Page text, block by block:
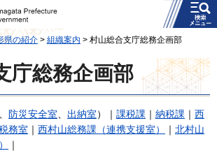
メニュー
県の紹介 > 組織案内 > 村山総合支庁総務企画部
庁総務企画部
、 防災安全室、 出納室）｜ 課税課 ｜ 納税課 ｜ 西
務室 ｜ 西村山総務課（連携支援室） ｜ 北村山
｜